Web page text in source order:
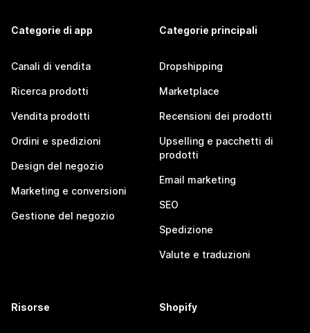
Categorie di app
Canali di vendita
Ricerca prodotti
Vendita prodotti
Ordini e spedizioni
Design del negozio
Marketing e conversioni
Gestione del negozio
Categorie principali
Dropshipping
Marketplace
Recensioni dei prodotti
Upselling e pacchetti di
prodotti
Email marketing
SEO
Spedizione
Valute e traduzioni
Risorse Shopify